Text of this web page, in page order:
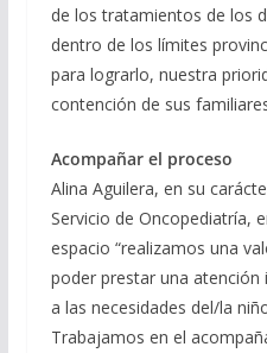
de los tratamientos de los
dentro de los límites
para lograrlo, nuestra
contención de sus
Acompañar el proceso
Alina Aguilera, en su
Servicio de Oncopediatría,
espacio “realizamos una
poder prestar una
a las necesidades del/la
Trabajamos en el